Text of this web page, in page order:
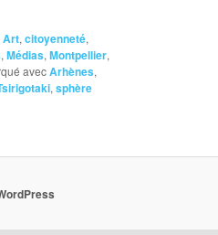
Art, citoyenneté,
, Médias, Montpellier,
avecArhènes,
, sphère